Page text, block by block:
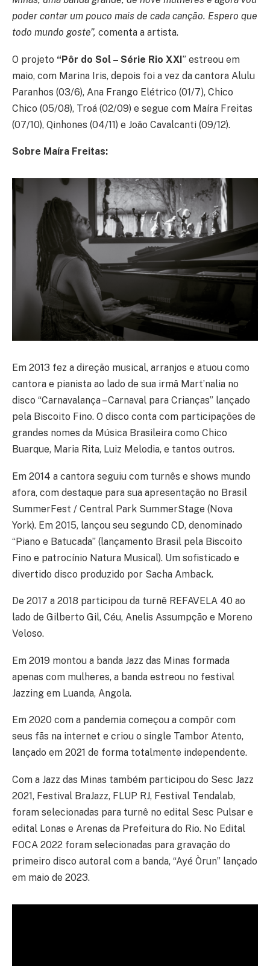
poder contar um pouco mais de cada canção. Espero que
todo mundo goste”, comenta a artista.
O projeto “Pôr do Sol – Série Rio XXI” estreou em
maio, com Marina Iris, depois foi a vez da cantora Alulu
Paranhos (03/6), Ana Frango Elétrico (01/7), Chico
Chico (05/08), Troá (02/09) e segue com Maíra Freitas
(07/10), Qinhones (04/11) e João Cavalcanti (09/12).
Sobre Maíra Freitas:
Em 2013 fez a direção musical, arranjos e atuou como
cantora e pianista ao lado de sua irmã Mart’nalia no
disco “Carnavalança – Carnaval para Crianças” lançado
pela Biscoito Fino. O disco conta com participações de
grandes nomes da Música Brasileira como Chico
Buarque, Maria Rita, Luiz Melodia, e tantos outros.
Em 2014 a cantora seguiu com turnês e shows mundo
afora, com destaque para sua apresentação no Brasil
SummerFest / Central Park SummerStage (Nova
York). Em 2015, lançou seu segundo CD, denominado
“Piano e Batucada” (lançamento Brasil pela Biscoito
Fino e patrocínio Natura Musical). Um sofisticado e
divertido disco produzido por Sacha Amback.
De 2017 a 2018 participou da turnê REFAVELA 40 ao
lado de Gilberto Gil, Céu, Anelis Assumpção e Moreno
Veloso.
Em 2019 montou a banda Jazz das Minas formada
apenas com mulheres, a banda estreou no festival
Jazzing em Luanda, Angola.
Em 2020 com a pandemia começou a compôr com
seus fãs na internet e criou o single Tambor Atento,
lançado em 2021 de forma totalmente independente.
Com a Jazz das Minas também participou do Sesc Jazz
2021, Festival BraJazz, FLUP RJ, Festival Tendalab,
foram selecionadas para turnê no edital Sesc Pulsar e
edital Lonas e Arenas da Prefeitura do Rio. No Edital
FOCA 2022 foram selecionadas para gravação do
primeiro disco autoral com a banda, “Ayé Òrun” lançado
em maio de 2023.